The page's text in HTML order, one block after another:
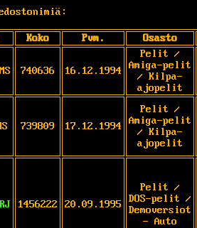
Koko Pvm. Osasto
740636 16.12.1994
Pelit /
Amiga-pelit
/ Kilpa-
ajopelit
739809 17.12.1994
Pelit /
Amiga-pelit
/ Kilpa-
ajopelit
1456222 20.09.1995
Pelit /
DOS-pelit /
Demoversiot
- Auto